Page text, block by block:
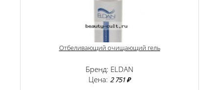
Отбеливающий очищающий гель
Бренд: ELDAN
Цена: 2 751 ₽